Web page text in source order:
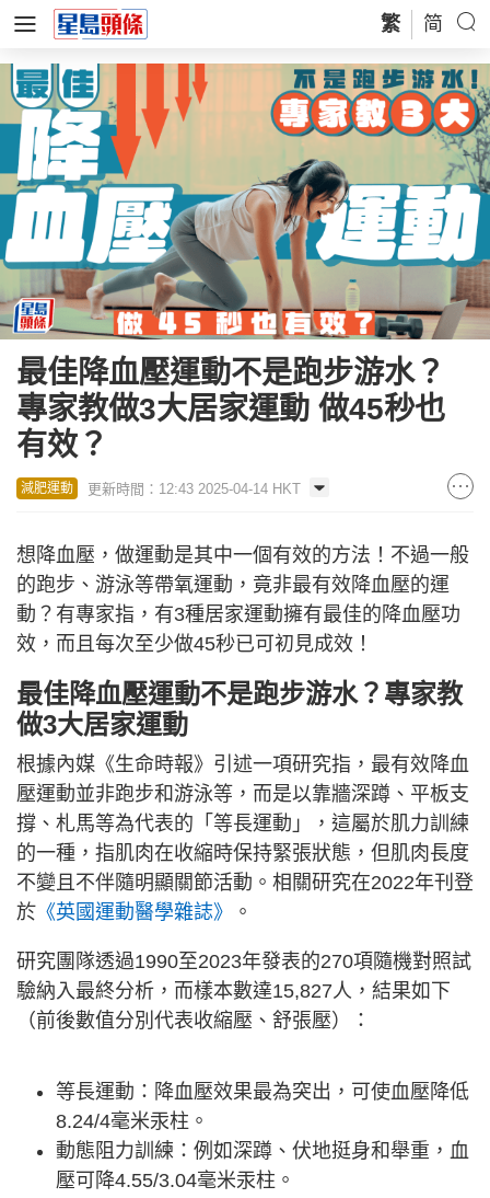
繁 简
最佳降血壓運動不是跑步游水？
專家教做3大居家運動 做45秒也
有效？
減肥運動 更新時間：12:43 2025-04-14 HKT
想降血壓，做運動是其中一個有效的方法！不過一般
的跑步、游泳等帶氧運動，竟非最有效降血壓的運
動？有專家指，有3種居家運動擁有最佳的降血壓功
效，而且每次至少做45秒已可初見成效！
最佳降血壓運動不是跑步游水？專家教
做3大居家運動
根據內媒《生命時報》引述一項研究指，最有效降血
壓運動並非跑步和游泳等，而是以靠牆深蹲、平板支
撐、札馬等為代表的「等長運動」，這屬於肌力訓練
的一種，指肌肉在收縮時保持緊張狀態，但肌肉長度
不變且不伴隨明顯關節活動。相關研究在2022年刊登
於 《英國運動醫學雜誌》 。
研究團隊透過1990至2023年發表的270項隨機對照試
驗納入最終分析，而樣本數達15,827人，結果如下
（前後數值分別代表收縮壓、舒張壓）：
等長運動：降血壓效果最為突出，可使血壓降低
8.24/4毫米汞柱。
動態阻力訓練：例如深蹲、伏地挺身和舉重，血
壓可降4.55/3.04毫米汞柱。